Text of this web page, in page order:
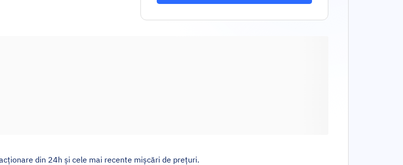
din 24h și cele mai recente mișcări de prețuri.